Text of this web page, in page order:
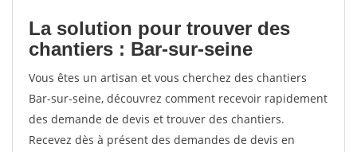
La solution pour trouver des
chantiers : Bar-sur-seine
Vous êtes un artisan et vous cherchez des chantiers
Bar-sur-seine, découvrez comment recevoir rapidement
des demande de devis et trouver des chantiers.
Recevez dès à présent des demandes de devis en